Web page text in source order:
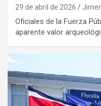
29 de abril de 2026
Oficiales de la Fuerza
aparente valor